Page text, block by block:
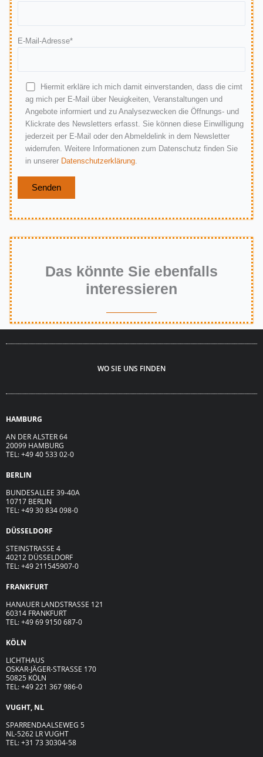
E-Mail-Adresse*
Bitte lasse dieses Feld leer.
Hiermit erkläre ich mich damit einverstanden, dass die cimt
ag mich per E-Mail über Neuigkeiten, Veranstaltungen und
Angebote informiert und zu Analysezwecken die Öffnungs- und
Klickrate des Newsletters erfasst. Sie können diese Einwilligung
jederzeit per E-Mail oder den Abmeldelink in dem Newsletter
widerrufen. Weitere Informationen zum Datenschutz finden Sie
in unserer Datenschutzerklärung.
Das könnte Sie ebenfalls
interessieren​
WO SIE UNS FINDEN
HAMBURG
AN DER ALSTER 64
20099 HAMBURG
TEL: +49 40 533 02-0
BERLIN
BUNDESALLEE 39-40A
10717 BERLIN
TEL: +49 30 834 098-0
DÜSSELDORF
STEINSTRASSE 4
40212 DÜSSELDORF
TEL: +49 211545907-0
FRANKFURT
HANAUER LANDSTRASSE 121
60314 FRANKFURT
TEL: +49 69 9150 687-0
KÖLN
LICHTHAUS
OSKAR-JÄGER-STRASSE 170
50825 KÖLN
TEL: +49 221 367 986-0
VUGHT, NL
SPARRENDAALSEWEG 5
NL-5262 LR VUGHT
TEL: +31 73 30304-58